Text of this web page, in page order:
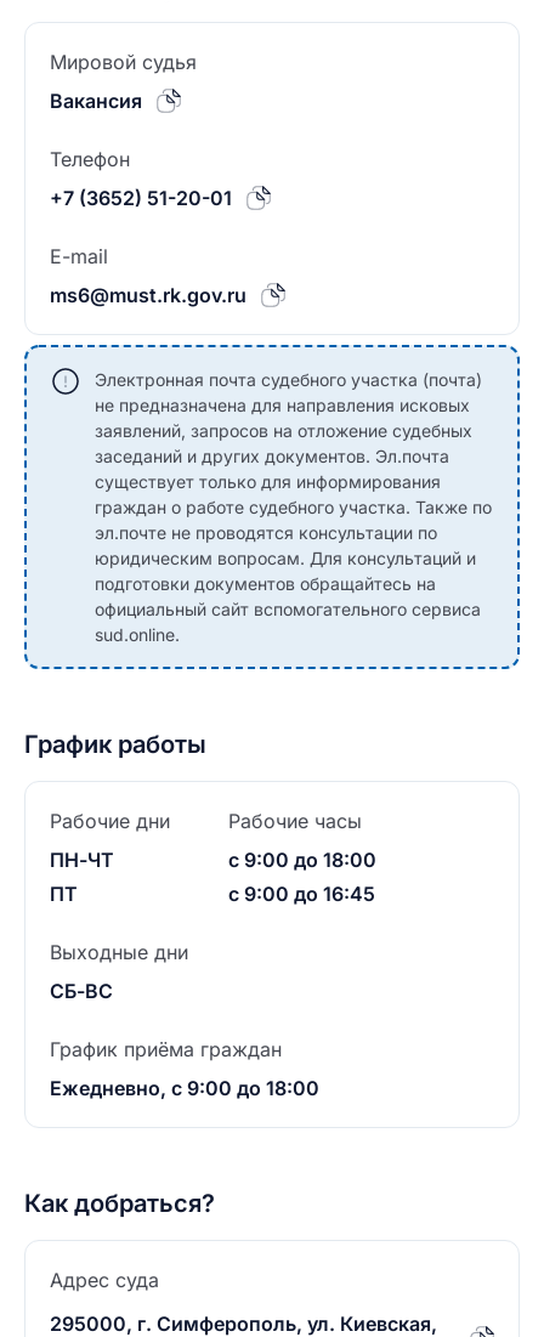
Мировой судья
Вакансия
Телефон
+7 (3652) 51-20-01
E-mail
ms6@must.rk.gov.ru
Электронная почта судебного участка (почта)
не предназначена для направления исковых
заявлений, запросов на отложение судебных
заседаний и других документов. Эл.почта
существует только для информирования
граждан о работе судебного участка. Также по
эл.почте не проводятся консультации по
юридическим вопросам. Для консультаций и
подготовки документов обращайтесь на
официальный сайт вспомогательного сервиса
sud.online.
График работы
Рабочие дни
ПН-ЧТ
ПТ
Рабочие часы
с 9:00 до 18:00
с 9:00 до 16:45
Выходные дни
СБ-ВС
График приёма граждан
Ежедневно, с 9:00 до 18:00
Как добраться?
Адрес суда
295000, г. Симферополь, ул. Киевская,